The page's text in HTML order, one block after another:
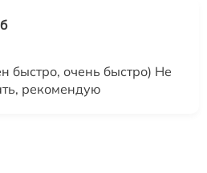
быстро, очень быстро) Не
рекомендую